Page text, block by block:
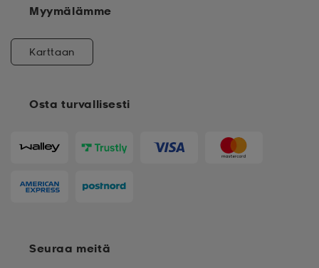
Osta turvallisesti
Myymälämme
Karttaan
Seuraa meitä